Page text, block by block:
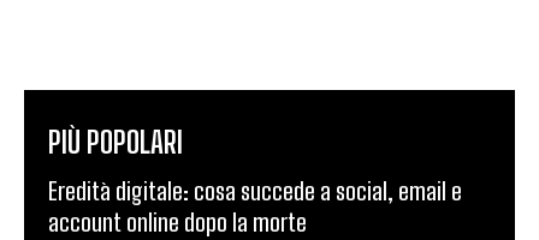
PIÙ POPOLARI
Eredità digitale: cosa succede a social, email e
account online dopo la morte